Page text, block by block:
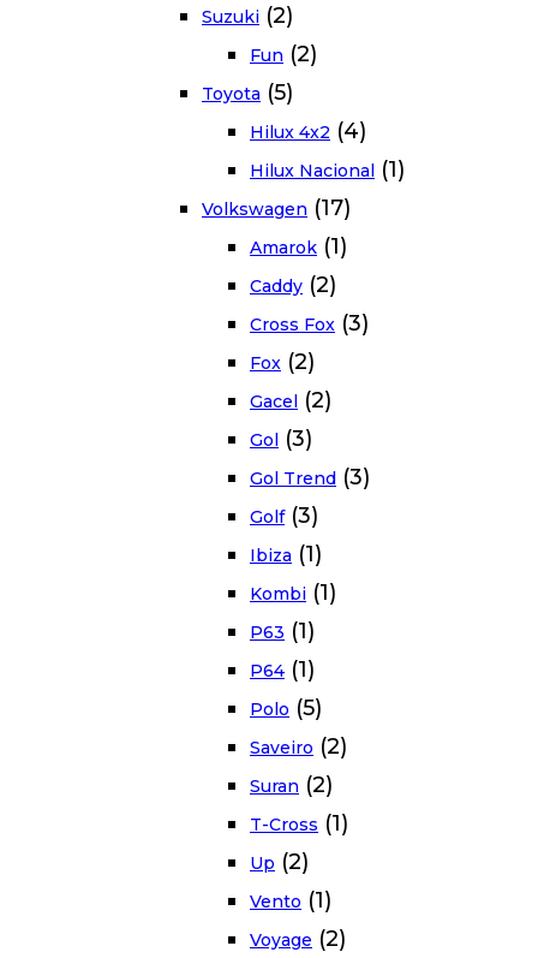
Suzuki (2)
Fun (2)
Toyota (5)
Hilux 4x2 (4)
Hilux Nacional (1)
Volkswagen (17)
Amarok (1)
Caddy (2)
Cross Fox (3)
Fox (2)
Gacel (2)
Gol (3)
Gol Trend (3)
Golf (3)
Ibiza (1)
Kombi (1)
P63 (1)
P64 (1)
Polo (5)
Saveiro (2)
Suran (2)
T-Cross (1)
Up (2)
Vento (1)
Voyage (2)